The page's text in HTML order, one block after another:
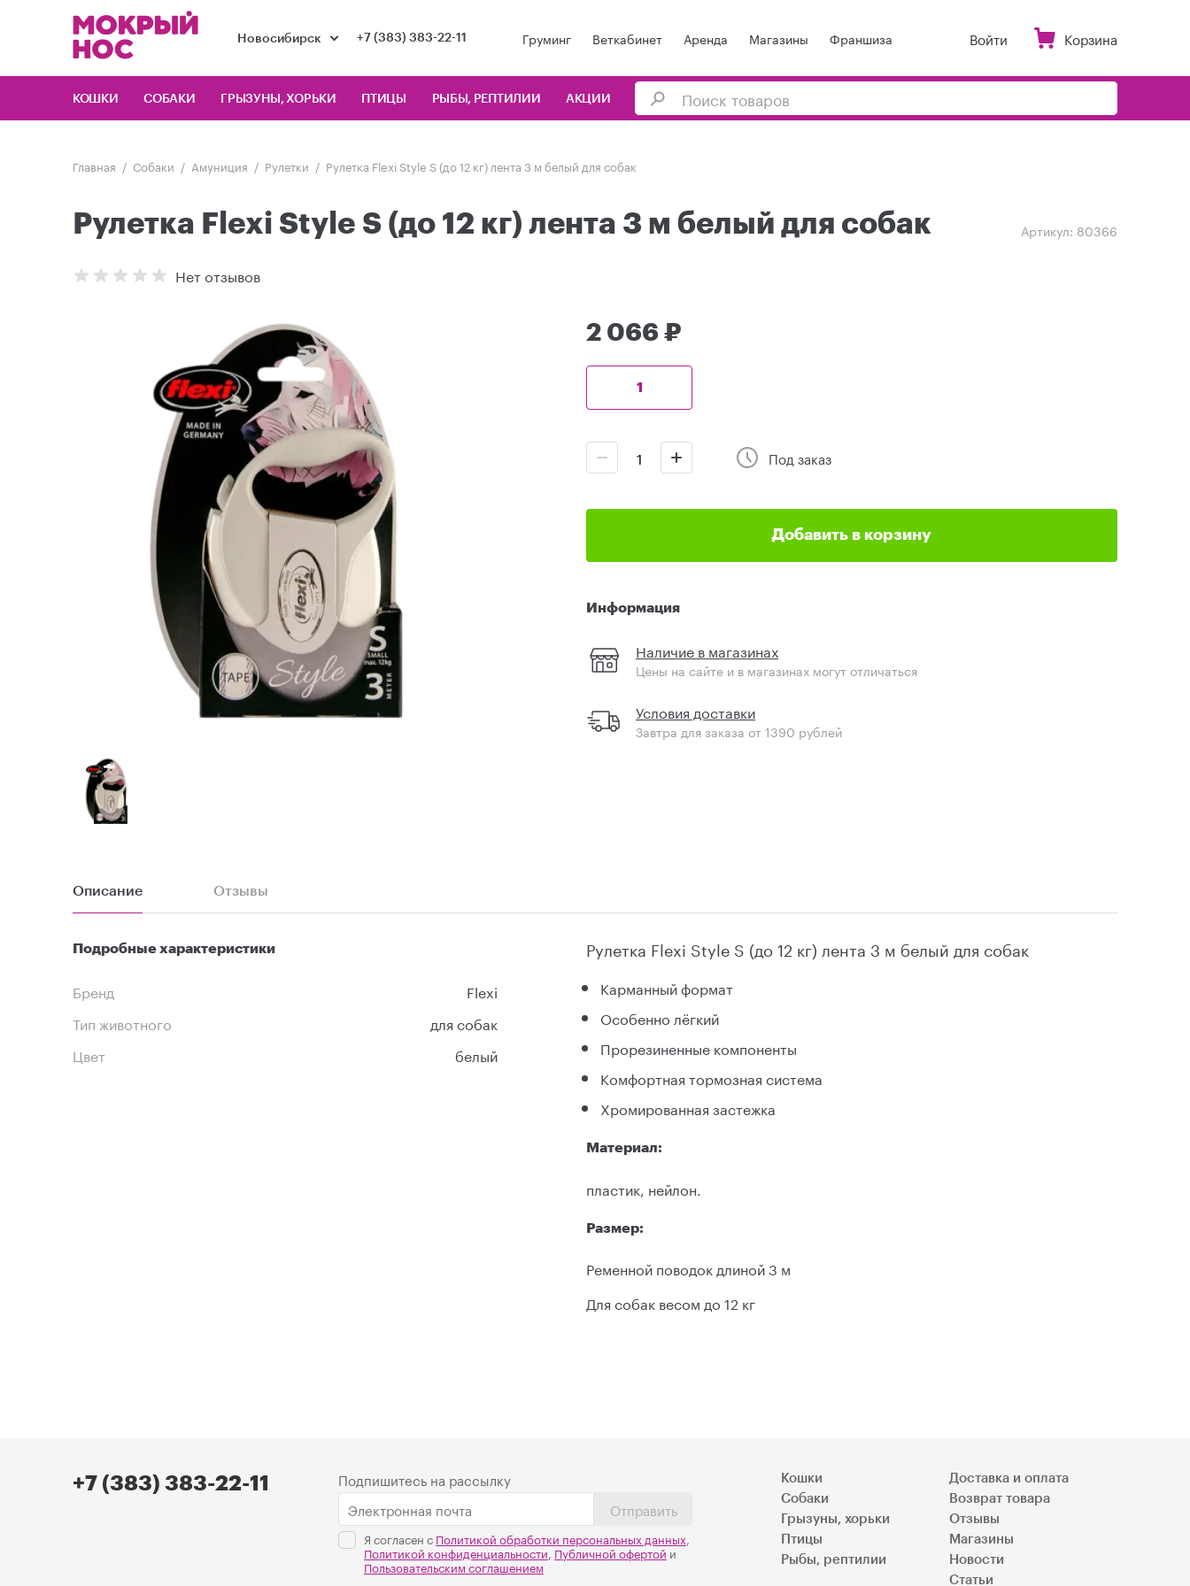
Новосибирск +7 (383) 383-22-11 Груминг Веткабинет Аренда Магазины Франшиза Войти Корзина
КОШКИ СОБАКИ ГРЫЗУНЫ, ХОРЬКИ ПТИЦЫ РЫБЫ, РЕПТИЛИИ АКЦИИ
Главная Собаки Амуниция Рулетки Рулетка Flexi Style S (до 12 кг) лента 3 м белый для собак
Рулетка Flexi Style S (до 12 кг) лента 3 м белый для собак Артикул: 80366
Нет отзывов
2 066 ₽
1
Под заказ
Добавить в корзину
Информация
Наличие в магазинах
Цены на сайте и в магазинах могут отличаться
Условия доставки
Завтра для заказа от 1390 рублей
Описание Отзывы
Подробные характеристики
Бренд
Flexi
Тип животного
для собак
Цвет
белый
Рулетка Flexi Style S (до 12 кг) лента 3 м белый для собак
Kарманный формат
Oсобенно лёгкий
Прорезиненные компоненты
Комфортная тормозная система
Xромированная застежка
Материал:
пластик, нейлон.
Размер:
Pеменной поводок длиной 3 м
Для собак весом до 12 кг
+7 (383) 383-22-11
Подпишитесь на рассылку
Отправить
Я согласен с Политикой обработки персональных данных,
Политикой конфиденциальности, Публичной офертой и
Пользовательским соглашением
Кошки
Собаки
Грызуны, хорьки
Птицы
Рыбы, рептилии
Доставка и оплата
Возврат товара
Отзывы
Магазины
Новости
Статьи